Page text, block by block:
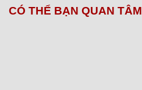
CÓ THỂ BẠN QUAN TÂM